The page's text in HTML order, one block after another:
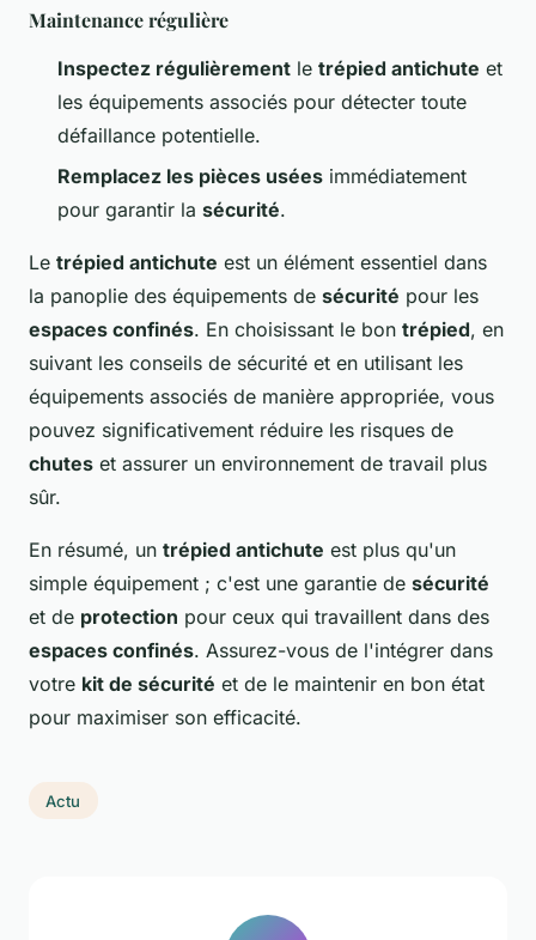
Maintenance régulière
Inspectez régulièrement le trépied antichute et
les équipements associés pour détecter toute
défaillance potentielle.
Remplacez les pièces usées immédiatement
pour garantir la sécurité.
Le trépied antichute est un élément essentiel dans
la panoplie des équipements de sécurité pour les
espaces confinés. En choisissant le bon trépied, en
suivant les conseils de sécurité et en utilisant les
équipements associés de manière appropriée, vous
pouvez significativement réduire les risques de
chutes et assurer un environnement de travail plus
sûr.
En résumé, un trépied antichute est plus qu'un
simple équipement ; c'est une garantie de sécurité
et de protection pour ceux qui travaillent dans des
espaces confinés. Assurez-vous de l'intégrer dans
votre kit de sécurité et de le maintenir en bon état
pour maximiser son efficacité.
Actu